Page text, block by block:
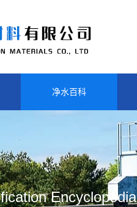
净水百科
Encyclopedia